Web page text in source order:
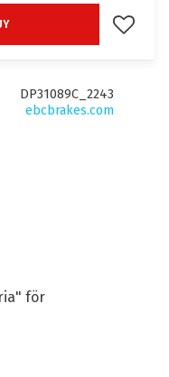
Add to
DP31089C_2243
ebcbrakes.com
för